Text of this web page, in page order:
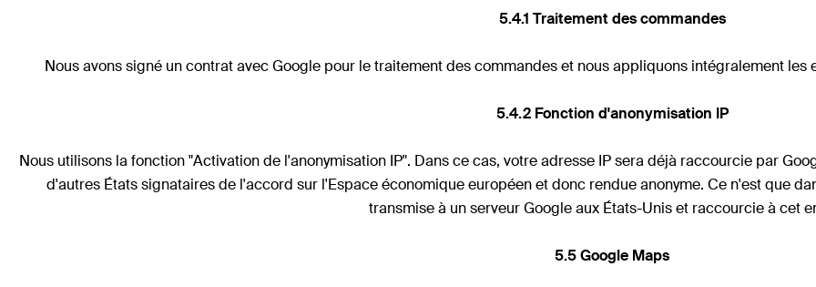
5.4.1 Traitement des commandes
Nous avons signé un contrat avec Google pour le traitement des commandes et nous appliquons intégralement
5.4.2 Fonction d'anonymisation IP
Nous utilisons la fonction "Activation de l'anonymisation IP". Dans ce cas, votre adresse IP sera déjà raccourcie par
d'autres États signataires de l'accord sur l'Espace économique européen et donc rendue anonyme. Ce n'est que
transmise à un serveur Google aux États-Unis et raccourcie à cet
5.5 Google Maps